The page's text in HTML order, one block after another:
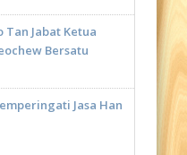
Tan Jabat Ketua
Bersatu
Jasa Han